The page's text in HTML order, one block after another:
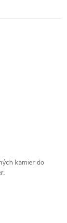
kamier do